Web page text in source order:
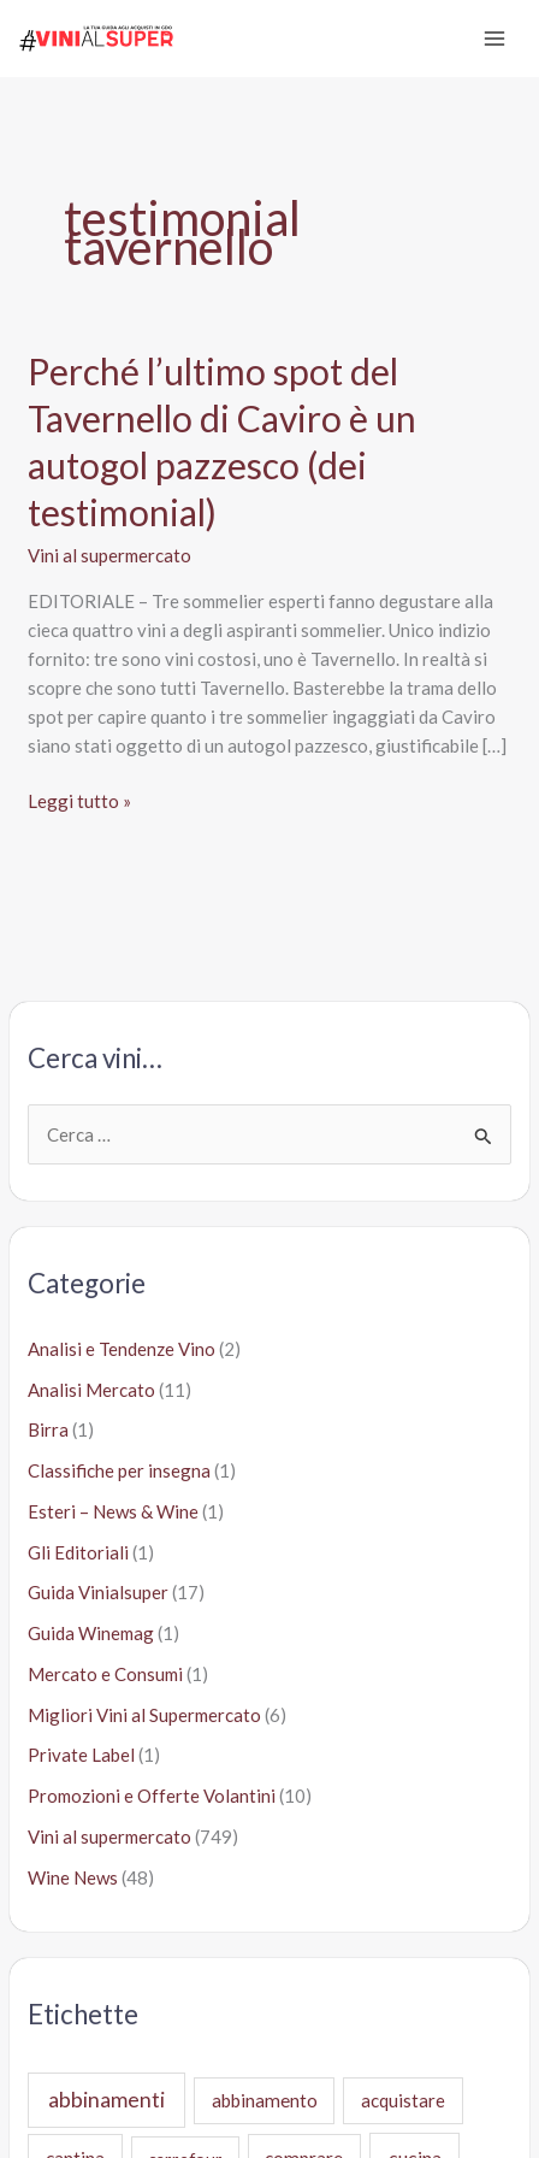
testimonial
tavernello
Perché l’ultimo spot del
Tavernello di Caviro è un
autogol pazzesco (dei
testimonial)
Vini al supermercato
EDITORIALE – Tre sommelier esperti fanno degustare alla
cieca quattro vini a degli aspiranti sommelier. Unico indizio
fornito: tre sono vini costosi, uno è Tavernello. In realtà si
scopre che sono tutti Tavernello. Basterebbe la trama dello
spot per capire quanto i tre sommelier ingaggiati da Caviro
siano stati oggetto di un autogol pazzesco, giustificabile […]
Perché
autogol
testimonial)
Leggi tutto »
Cerca vini…
Categorie
Analisi e Tendenze Vino (2)
Analisi Mercato (11)
Birra (1)
Classifiche per insegna (1)
Esteri – News & Wine(1)
Gli Editoriali (1)
Guida Vinialsuper(17)
Guida Winemag(1)
Mercato e Consumi (1)
Migliori Vini al Supermercato (6)
Private Label (1)
Promozioni e Offerte Volantini (10)
Vini al supermercato (749)
Wine News (48)
Etichette
abbinamenti abbinamento acquistare